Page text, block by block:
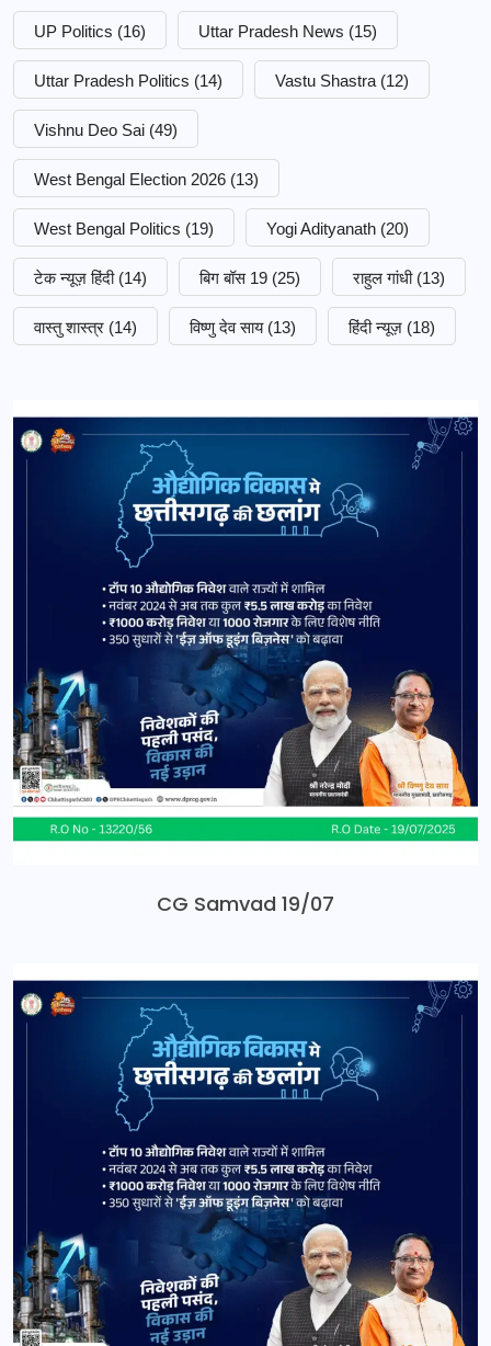
UP Politics (16) Uttar Pradesh News (15)
Uttar Pradesh Politics (14) Vastu Shastra (12)
Vishnu Deo Sai (49)
West Bengal Election 2026 (13)
West Bengal Politics (19) Yogi Adityanath (20)
टेक न्यूज़ हिंदी (14) बिग बॉस 19 (25) राहुल गांधी (13)
वास्तु शास्त्र (14) विष्णु देव साय (13) हिंदी न्यूज़ (18)
CG Samvad 19/07